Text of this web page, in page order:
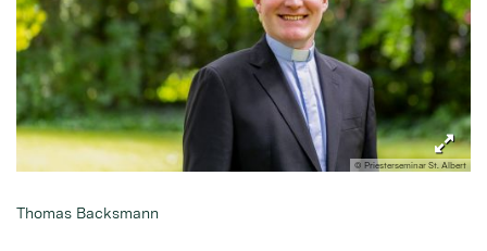
© Priesterseminar St. Albert
Thomas Backsmann